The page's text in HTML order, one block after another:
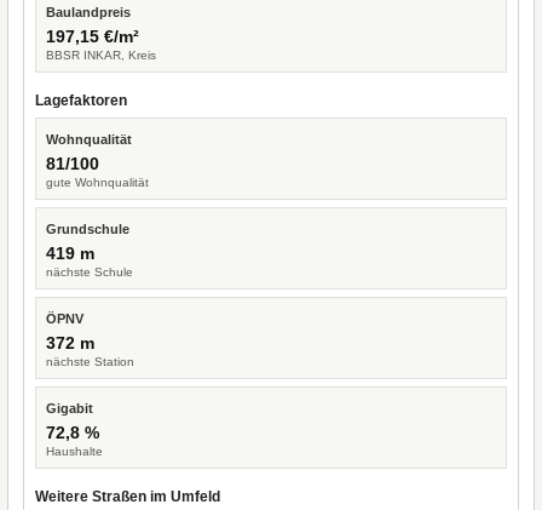
Baulandpreis
197,15 €/m²
BBSR INKAR, Kreis
Lagefaktoren
Wohnqualität
81/100
gute Wohnqualität
Grundschule
419 m
nächste Schule
ÖPNV
372 m
nächste Station
Gigabit
72,8 %
Haushalte
Weitere Straßen im Umfeld